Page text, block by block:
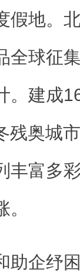
假地。
全球征
。建成
残奥城
丰富多
企纾困